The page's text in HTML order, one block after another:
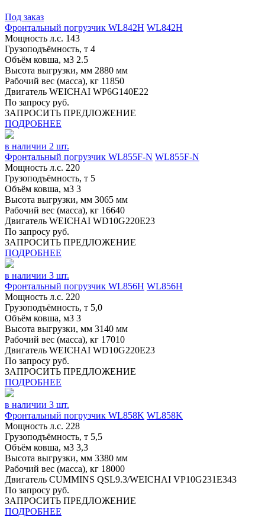
Под заказ
Фронтальный погрузчик WL842H WL842H
Мощность л.с. 143
Грузоподъёмность, т 4
Объём ковша, м3 2.5
Высота выгрузки, мм 2880 мм
Рабочий вес (масса), кг 11850
Двигатель WEICHAI WP6G140E22
По запросу руб.
ЗАПРОСИТЬ ПРЕДЛОЖЕНИЕ
ПОДРОБНЕЕ
в наличии 2 шт.
Фронтальный погрузчик WL855F-N WL855F-N
Мощность л.с. 220
Грузоподъёмность, т 5
Объём ковша, м3 3
Высота выгрузки, мм 3065 мм
Рабочий вес (масса), кг 16640
Двигатель WEICHAI WD10G220E23
По запросу руб.
ЗАПРОСИТЬ ПРЕДЛОЖЕНИЕ
ПОДРОБНЕЕ
в наличии 3 шт.
Фронтальный погрузчик WL856H WL856H
Мощность л.с. 220
Грузоподъёмность, т 5,0
Объём ковша, м3 3
Высота выгрузки, мм 3140 мм
Рабочий вес (масса), кг 17010
Двигатель WEICHAI WD10G220E23
По запросу руб.
ЗАПРОСИТЬ ПРЕДЛОЖЕНИЕ
ПОДРОБНЕЕ
в наличии 3 шт.
Фронтальный погрузчик WL858K WL858K
Мощность л.с. 228
Грузоподъёмность, т 5,5
Объём ковша, м3 3,3
Высота выгрузки, мм 3380 мм
Рабочий вес (масса), кг 18000
Двигатель CUMMINS QSL9.3/WEICHAI VP10G231E343
По запросу руб.
ЗАПРОСИТЬ ПРЕДЛОЖЕНИЕ
ПОДРОБНЕЕ